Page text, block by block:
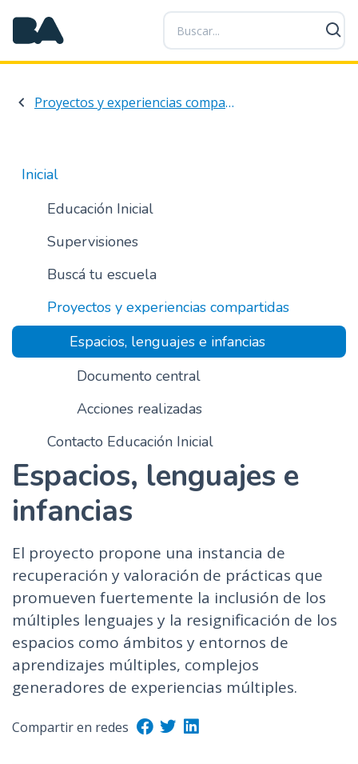
P
a
s
a
a
p
r
i
n
i
p
a
l
Proyectos y experiencias compartidas
Inicial
Educación Inicial
Supervisiones
Buscá tu escuela
Proyectos y experiencias compartidas
Espacios, lenguajes e infancias
Documento central
Acciones realizadas
Contacto Educación Inicial
Espacios, lenguajes e
infancias
El proyecto propone una instancia de
recuperación y valoración de prácticas que
promueven fuertemente la inclusión de los
múltiples lenguajes y la resignificación de los
espacios como ámbitos y entornos de
aprendizajes múltiples, complejos
generadores de experiencias múltiples.
Compartir en redes